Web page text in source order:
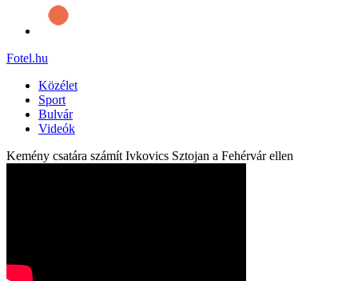
Fotel.hu
Közélet
Sport
Bulvár
Videók
Kemény csatára számít Ivkovics Sztojan a Fehérvár ellen